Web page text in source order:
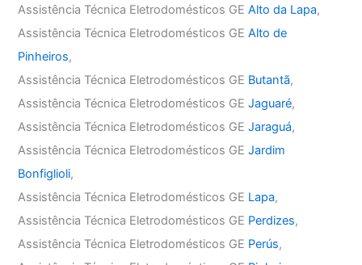
Assistência Técnica Eletrodomésticos GEAlto da Lapa,
Assistência Técnica Eletrodomésticos GEAlto de
Pinheiros,
Assistência Técnica Eletrodomésticos GE Butantã,
Assistência Técnica Eletrodomésticos GEJaguaré,
Assistência Técnica Eletrodomésticos GEJaraguá,
Assistência Técnica Eletrodomésticos GEJardim
Bonfiglioli,
Assistência Técnica Eletrodomésticos GE Lapa,
Assistência Técnica Eletrodomésticos GE Perdizes,
Assistência Técnica Eletrodomésticos GE Perús,